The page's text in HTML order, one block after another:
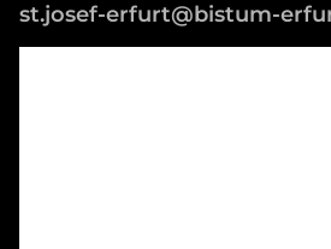
st.josef-erfurt@bistum-